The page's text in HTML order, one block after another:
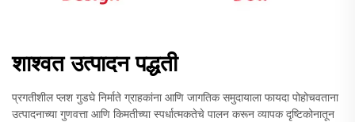
शाश्वत उत्पादन पद्धती
प्रगतीशील प्लश गुडघे निर्माते ग्राहकांना आणि जागतिक समुदायाला फायदा पोहोचवताना
उत्पादनाच्या गुणवत्ता आणि किमतीच्या स्पर्धात्मकतेचे पालन करून व्यापक दृष्टिकोनातून